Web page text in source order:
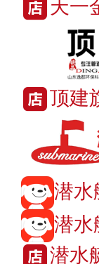
天一
顶建
潜水
潜水
潜水